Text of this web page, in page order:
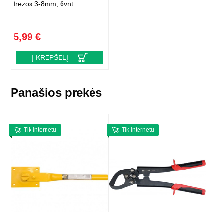
frezos 3-8mm, 6vnt.
5,99 €
Į KREPŠELĮ
Panašios prekės
Tik internetu Tik internetu